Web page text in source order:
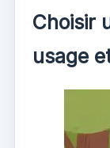
Choisir
usage